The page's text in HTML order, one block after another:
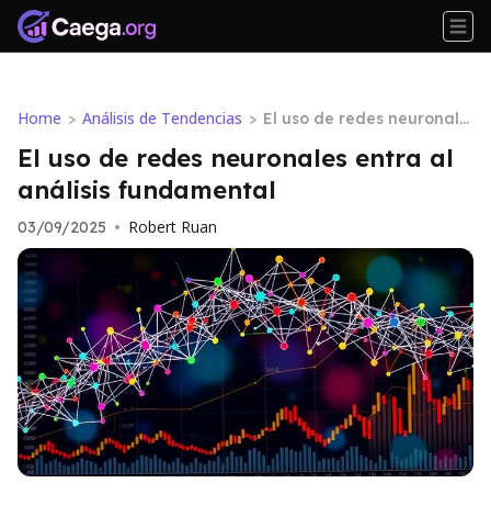
Home > Análisis de Tendencias > El uso de redes neuronale
s entra al análisis fundam
ental
El uso de redes neuronales entra al
análisis fundamental
03/09/2025 • Robert Ruan